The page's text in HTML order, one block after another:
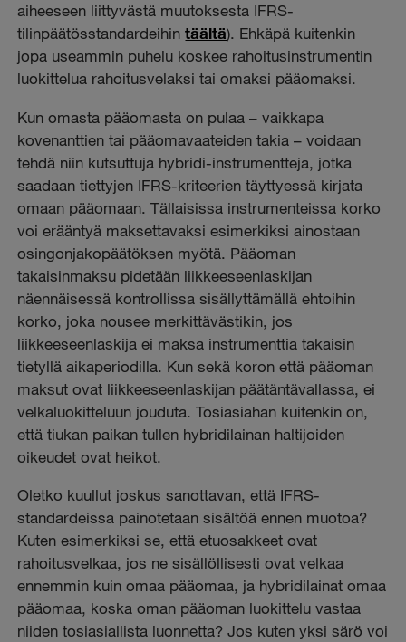
aiheeseen liittyvästä muutoksesta IFRS-
tilinpäätösstandardeihintäältä). Ehkäpä kuitenkin
jopa useammin puhelu koskee rahoitusinstrumentin
luokittelua rahoitusvelaksi tai omaksi pääomaksi.
Kun omasta pääomasta on pulaa – vaikkapa
kovenanttien tai pääomavaateiden takia – voidaan
tehdä niin kutsuttuja hybridi-instrumentteja, jotka
saadaan tiettyjen IFRS-kriteerien täyttyessä kirjata
omaan pääomaan. Tällaisissa instrumenteissa korko
voi erääntyä maksettavaksi esimerkiksi ainostaan
osingonjakopäätöksen myötä. Pääoman
takaisinmaksu pidetään liikkeeseenlaskijan
näennäisessä kontrollissa sisällyttämällä ehtoihin
korko, joka nousee merkittävästikin, jos
liikkeeseenlaskija ei maksa instrumenttia takaisin
tietyllä aikaperiodilla. Kun sekä koron että pääoman
maksut ovat liikkeeseenlaskijan päätäntävallassa, ei
velkaluokitteluun jouduta. Tosiasiahan kuitenkin on,
että tiukan paikan tullen hybridilainan haltijoiden
oikeudet ovat heikot.
Oletko kuullut joskus sanottavan, että IFRS-
standardeissa painotetaan sisältöä ennen muotoa?
Kuten esimerkiksi se, että etuosakkeet ovat
rahoitusvelkaa, jos ne sisällöllisesti ovat velkaa
ennemmin kuin omaa pääomaa, ja hybridilainat omaa
pääomaa, koska oman pääoman luokittelu vastaa
niiden tosiasiallista luonnetta? Jos kuten yksi särö voi